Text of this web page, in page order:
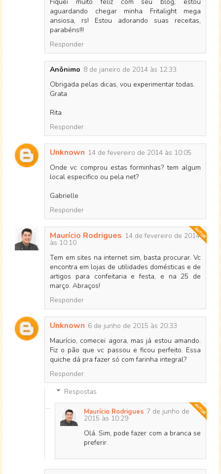
aguardando chegar minha Fritalight mega
ansiosa, rs! Estou adorando suas receitas,
parabéns!!!
Responder
Anônimo 8 de janeiro de 2014 às 12:33
Obrigada pelas dicas, vou experimentar todas.
Grata
Rita
Responder
Unknown 14 de fevereiro de 2014 às 10:05
Onde vc comprou estas forminhas? tem algum
local especifico ou pela net?
Gabrielle
Responder
Maurício Rodrigues 14 de fevereiro de 2014
às 10:10
Tem em sites na internet sim, basta procurar. Vc
encontra em lojas de utilidades domésticas e de
artigos para confeitaria e festa, e na 25 de
março. Abraços!
Responder
Unknown 6 de junho de 2015 às 20:33
Maurício, comecei agora, mas já estou amando.
Fiz o pão que vc passou e ficou perfeito. Essa
quiche dá pra fazer só com farinha integral?
Responder
Respostas
Maurício Rodrigues 7 de junho de
2015 às 10:29
Olá. Sim, pode fazer com a branca se
preferir.